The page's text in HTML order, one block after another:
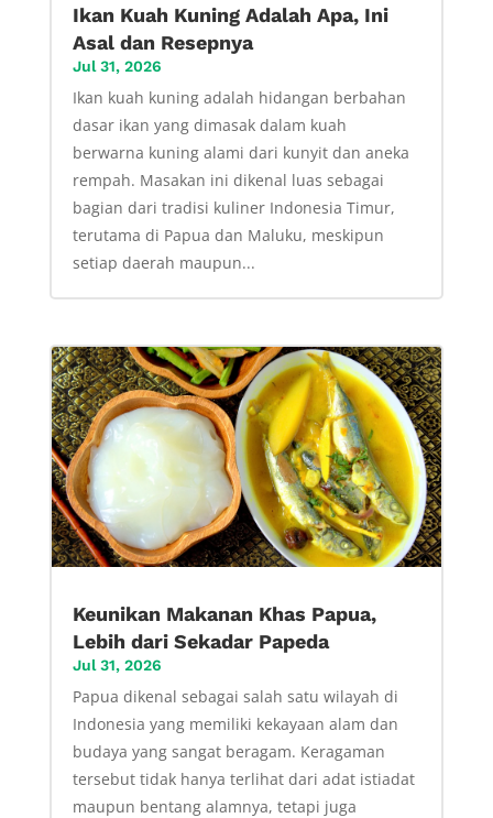
Ikan Kuah Kuning Adalah Apa, Ini
Asal dan Resepnya
Jul 31, 2026
Ikan kuah kuning adalah hidangan berbahan
dasar ikan yang dimasak dalam kuah
berwarna kuning alami dari kunyit dan aneka
rempah. Masakan ini dikenal luas sebagai
bagian dari tradisi kuliner Indonesia Timur,
terutama di Papua dan Maluku, meskipun
setiap daerah maupun...
Keunikan Makanan Khas Papua,
Lebih dari Sekadar Papeda
Jul 31, 2026
Papua dikenal sebagai salah satu wilayah di
Indonesia yang memiliki kekayaan alam dan
budaya yang sangat beragam. Keragaman
tersebut tidak hanya terlihat dari adat istiadat
maupun bentang alamnya, tetapi juga